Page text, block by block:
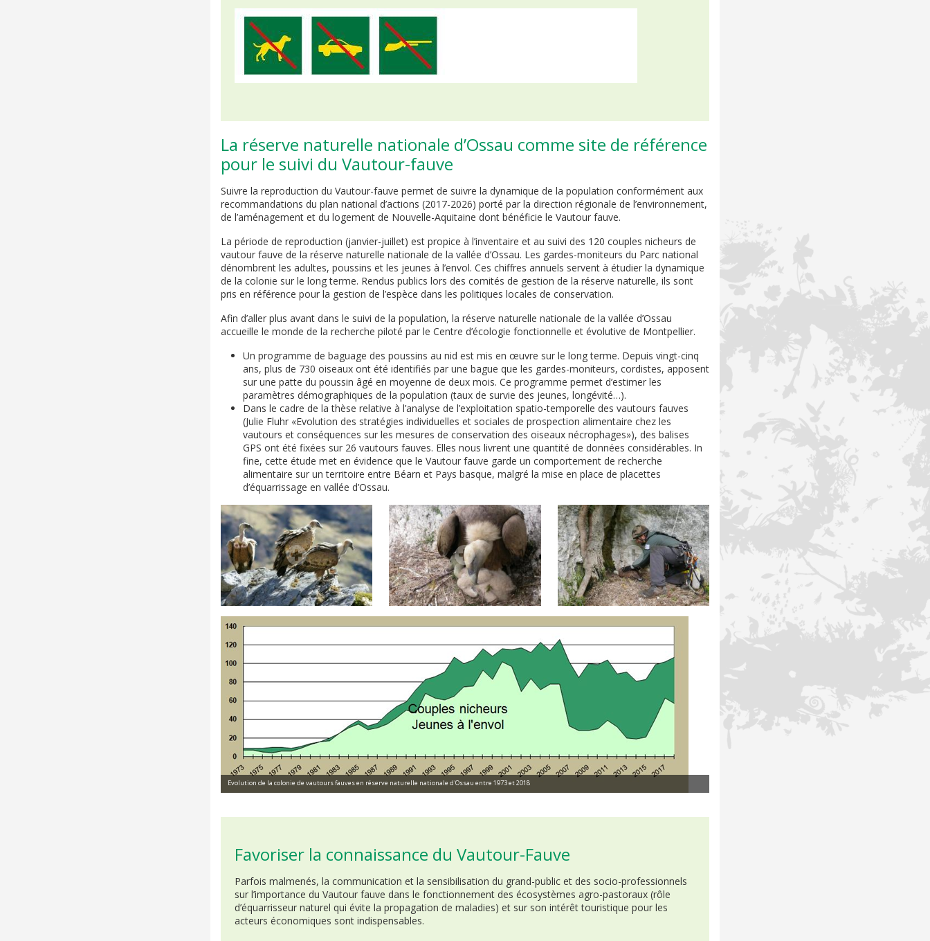
La réserve naturelle nationale d’Ossau comme site de référence
pour le suivi du Vautour-fauve
Suivre la reproduction du Vautour-fauve permet de suivre la dynamique de la population conformément aux
recommandations du plan national d’actions (2017-2026) porté par la direction régionale de l’environnement,
de l’aménagement et du logement de Nouvelle-Aquitaine dont bénéficie le Vautour fauve.
La période de reproduction (janvier-juillet) est propice à l’inventaire et au suivi des 120 couples nicheurs de
vautour fauve de la réserve naturelle nationale de la vallée d’Ossau. Les gardes-moniteurs du Parc national
dénombrent les adultes, poussins et les jeunes à l’envol. Ces chiffres annuels servent à étudier la dynamique
de la colonie sur le long terme. Rendus publics lors des comités de gestion de la réserve naturelle, ils sont
pris en référence pour la gestion de l’espèce dans les politiques locales de conservation.
Afin d’aller plus avant dans le suivi de la population, la réserve naturelle nationale de la vallée d’Ossau
accueille le monde de la recherche piloté par le Centre d’écologie fonctionnelle et évolutive de Montpellier.
Un programme de baguage des poussins au nid est mis en œuvre sur le long terme. Depuis vingt-cinq
ans, plus de 730 oiseaux ont été identifiés par une bague que les gardes-moniteurs, cordistes, apposent
sur une patte du poussin âgé en moyenne de deux mois. Ce programme permet d’estimer les
paramètres démographiques de la population (taux de survie des jeunes, longévité…).
Dans le cadre de la thèse relative à l’analyse de l’exploitation spatio-temporelle des vautours fauves
(Julie Fluhr «Evolution des stratégies individuelles et sociales de prospection alimentaire chez les
vautours et conséquences sur les mesures de conservation des oiseaux nécrophages»), des balises
GPS ont été fixées sur 26 vautours fauves. Elles nous livrent une quantité de données considérables. In
fine, cette étude met en évidence que le Vautour fauve garde un comportement de recherche
alimentaire sur un territoire entre Béarn et Pays basque, malgré la mise en place de placettes
d’équarrissage en vallée d’Ossau.
Evolution de la colonie de vautours fauves en réserve naturelle nationale d'Ossau entre 1973 et 2018
Favoriser la connaissance du Vautour-Fauve
Parfois malmenés, la communication et la sensibilisation du grand-public et des socio-professionnels
sur l’importance du Vautour fauve dans le fonctionnement des écosystèmes agro-pastoraux (rôle
d’équarrisseur naturel qui évite la propagation de maladies) et sur son intérêt touristique pour les
acteurs économiques sont indispensables.